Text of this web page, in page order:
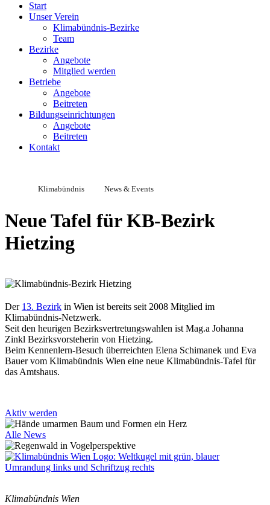
Start
Unser Verein
Klimabündnis-Bezirke
Team
Bezirke
Angebote
Mitglied werden
Betriebe
Angebote
Beitreten
Bildungseinrichtungen
Angebote
Beitreten
Kontakt
Klimabündnis News & Events
Neue Tafel für KB-Bezirk
Hietzing
Der 13. Bezirk in Wien ist bereits seit 2008 Mitglied im
Klimabündnis-Netzwerk.
Seit den heurigen Bezirksvertretungswahlen ist Mag.a Johanna
Zinkl Bezirksvorsteherin von Hietzing.
Beim Kennenlern-Besuch überreichten Elena Schimanek und Eva
Bauer vom Klimabündnis Wien eine neue Klimabündnis-Tafel für
das Amtshaus.
Aktiv werden
Alle News
Klimabündnis Wien